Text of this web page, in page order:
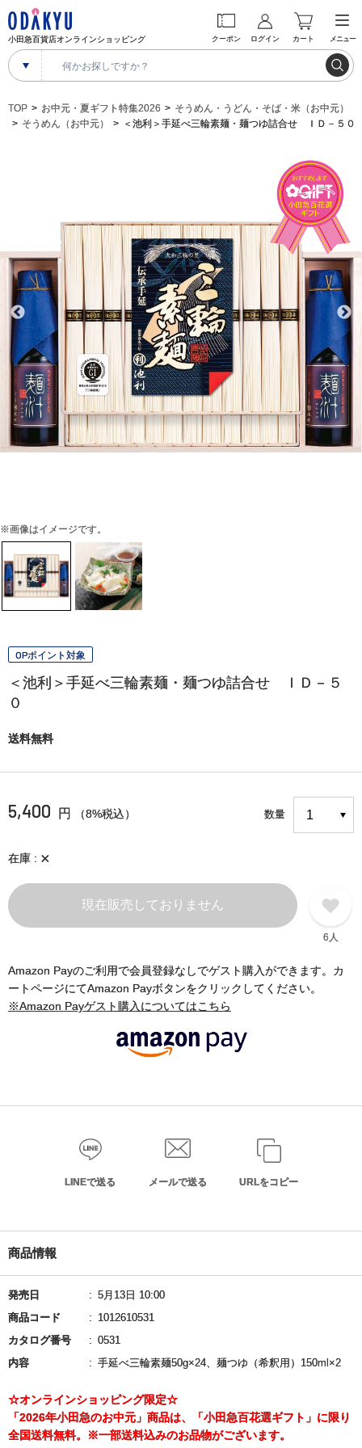
小田急百貨店オンラインショッピング クーポン ログイン カート メニュー
TOP お中元・夏ギフト特集2026
そうめん・うどん・そば・米（お中元）
そうめん（お中元）
＜池利＞手延べ三輪素麺・麺つゆ詰合せ ＩＤ－５０
※画像はイメージです。
OPポイント対象
＜池利＞手延べ三輪素麺・麺つゆ詰合せ ＩＤ－５
０
送料無料
5,400 円 （8%税込） 数量
在庫 ×
現在販売しておりません
6人
Amazon Payのご利用で会員登録なしでゲスト購入ができます。カ
ートページにてAmazon Payボタンをクリックしてください。
※Amazon Payゲスト購入についてはこちら
LINEで送る メールで送る URLをコピー
商品情報
発売日
5月13日 10:00
商品コード
1012610531
カタログ番号
0531
内容
手延べ三輪素麺50g×24、麺つゆ（希釈用）150ml×2
☆オンラインショッピング限定☆
「2026年小田急のお中元」商品は、「小田急百花選ギフト」に限り
全国送料無料。※一部送料込みのお品物がございます。